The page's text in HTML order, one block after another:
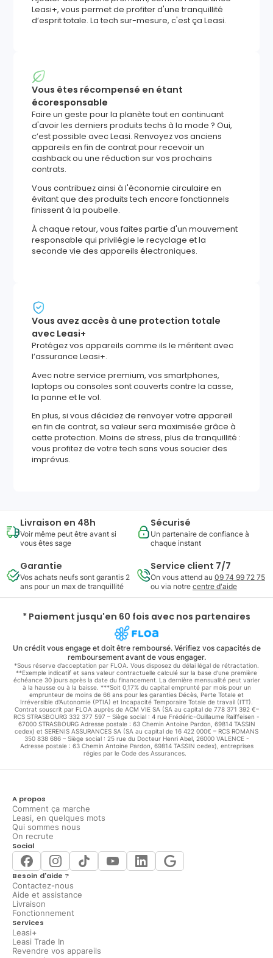
Leasi+, vous permet de profiter d'une tranquillité
d’esprit totale. La tech sur-mesure, c'est ça Leasi.
Vous êtes récompensé en étant
écoresponsable
Faire un geste pour la planète tout en continuant
d'avoir les derniers produits techs à la mode ? Oui,
c’est possible avec Leasi. Renvoyez vos anciens
appareils en fin de contrat pour recevoir un
cashback ou une réduction sur vos prochains
contrats.
Vous contribuez ainsi à l'économie circulaire en
évitant que des produits tech encore fonctionnels
finissent à la poubelle.
À chaque retour, vous faites partie d'un mouvement
responsable qui privilégie le recyclage et la
seconde vie des appareils électroniques.
Vous avez accès à une protection totale
avec Leasi+
Protégez vos appareils comme ils le méritent avec
l’assurance Leasi+.
Avec notre service premium, vos smartphones,
laptops ou consoles sont couverts contre la casse,
la panne et le vol.
En plus, si vous décidez de renvoyer votre appareil
en fin de contrat, sa valeur sera maximisée grâce à
cette protection. Moins de stress, plus de tranquillité :
vous profitez de votre tech sans vous soucier des
imprévus.
Livraison en 48h
Voir même peut être avant si
vous êtes sage
Sécurisé
Un partenaire de confiance à
chaque instant
Garantie
Vos achats neufs sont garantis 2
ans pour un max de tranquillité
Service client 7/7
On vous attend au 09 74 99 72 75
ou via notre centre d'aide
* Paiement jusqu'en 60 fois avec nos partenaires
Un crédit vous engage et doit être remboursé. Vérifiez vos capacités de
remboursement avant de vous engager.
*Sous réserve d’acceptation par FLOA. Vous disposez du délai légal de rétractation.
**Exemple indicatif et sans valeur contractuelle calculé sur la base d'une première
échéance 30 jours après la date du financement. La dernière mensualité peut varier
à la hausse ou à la baisse. ***Soit 0,17% du capital emprunté par mois pour un
emprunteur de moins de 66 ans pour les garanties Décès, Perte Totale et
Irréversible d'Autonomie (PTIA) et Incapacité Temporaire Totale de travail (ITT).
Contrat souscrit par FLOA auprès de ACM VIE SA (SA au capital de 778 371 392 €–
RCS STRASBOURG 332 377 597 – Siège social : 4 rue Frédéric-Guillaume Raiffeisen -
67000 STRASBOURG Adresse postale : 63 Chemin Antoine Pardon, 69814 TASSIN
cedex) et SERENIS ASSURANCES SA (SA au capital de 16 422 000€ – RCS ROMANS
350 838 686 – Siège social : 25 rue du Docteur Henri Abel, 26000 VALENCE -
Adresse postale : 63 Chemin Antoine Pardon, 69814 TASSIN cedex), entreprises
régies par le Code des Assurances.
A propos
Comment ça marche
Leasi, en quelques mots
Qui sommes nous
On recrute
Social
Besoin d'aide ?
Contactez-nous
Aide et assistance
Livraison
Fonctionnement
Services
Leasi+
Leasi Trade In
Revendre vos appareils